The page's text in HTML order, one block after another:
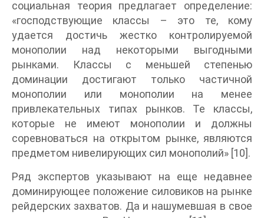
социальная теория предлагает определение:
«господствующие классы – это те, кому
удается достичь жестко контролируемой
монополии над некоторыми выгодными
рынками. Классы с меньшей степенью
доминации достигают только частичной
монополии или монополии на менее
привлекательных типах рынков. Те классы,
которые не имеют монополии и должны
соревноваться на открытом рынке, являются
предметом нивелирующих сил монополий» [10].
Ряд экспертов указывают на еще недавнее
доминирующее положение силовиков на рынке
рейдерских захватов. Да и нашумевшая в свое